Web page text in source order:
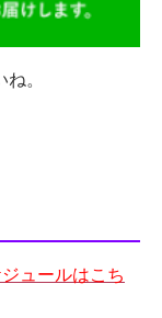
。
ュールはこち